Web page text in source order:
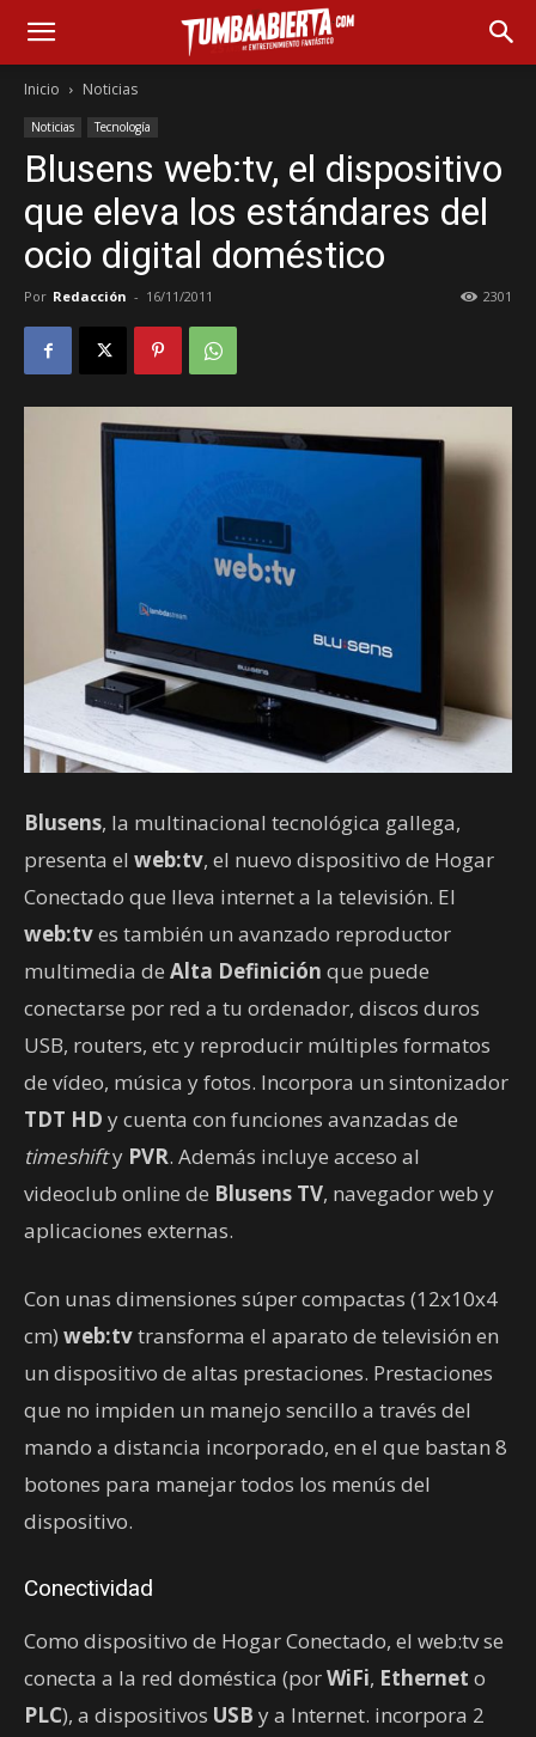
Inicio Noticias
Noticias Tecnología
Blusens web:tv, el dispositivo
que eleva los estándares del
ocio digital doméstico
Por Redacción - 16/11/2011 2301
Blusens, la multinacional tecnológica gallega,
presenta el web:tv, el nuevo dispositivo de Hogar
Conectado que lleva internet a la televisión. El
web:tves también un avanzado reproductor
multimedia de Alta Definición que puede
conectarse por red a tu ordenador, discos duros
USB, routers, etc y reproducir múltiples formatos
de vídeo, música y fotos. Incorpora un sintonizador
TDT HD y cuenta con funciones avanzadas de
timeshifty PVR. Además incluye acceso al
videoclub online de Blusens TV, navegador web y
aplicaciones externas.
Con unas dimensiones súper compactas (12x10x4
cm) web:tvtransforma el aparato de televisión en
un dispositivo de altas prestaciones. Prestaciones
que no impiden un manejo sencillo a través del
mando a distancia incorporado, en el que bastan 8
botones para manejar todos los menús del
dispositivo.
Conectividad
Como dispositivo de Hogar Conectado, el web:tv se
conecta a la red doméstica (porWiFi, Ethernet o
PLC), a dispositivos USB y a Internet. incorpora 2